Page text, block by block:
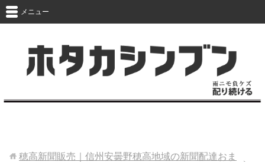
メニュー
穂高新聞販売｜信州安曇野穂高地域の新聞配達おま